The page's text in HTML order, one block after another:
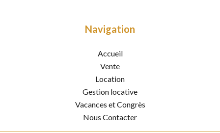
Navigation
Accueil
Vente
Location
Gestion locative
Vacances et Congrès
Nous Contacter